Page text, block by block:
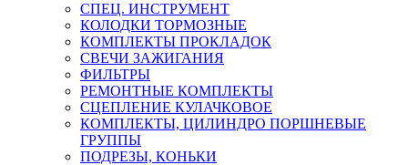
СПЕЦ. ИНСТРУМЕНТ
КОЛОДКИ ТОРМОЗНЫЕ
КОМПЛЕКТЫ ПРОКЛАДОК
СВЕЧИ ЗАЖИГАНИЯ
ФИЛЬТРЫ
РЕМОНТНЫЕ КОМПЛЕКТЫ
СЦЕПЛЕНИЕ КУЛАЧКОВОЕ
КОМПЛЕКТЫ, ЦИЛИНДРО ПОРШНЕВЫЕ
ГРУППЫ
ПОДРЕЗЫ, КОНЬКИ